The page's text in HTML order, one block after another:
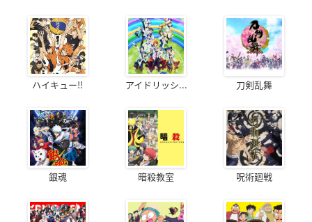
ハイキュー!! アイドリッシ... 刀剣乱舞
銀魂 暗殺教室 呪術廻戦